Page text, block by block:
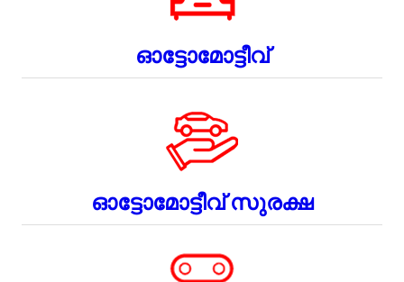
ഓട്ടോമോട്ടീവ്
ഓട്ടോമോട്ടീവ് സുരക്ഷ